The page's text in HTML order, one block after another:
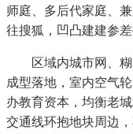
师庭、多后代家庭、
往搜狐，凹凸建建参差
区域内城市网、糊
成型落地，室内空气
办教育资本，均衡老
交通线环抱地块周边